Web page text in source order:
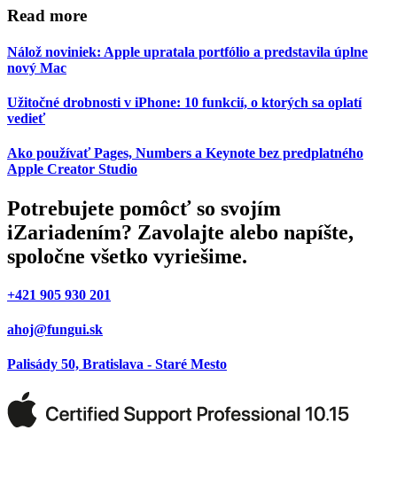
Read more
Nálož noviniek: Apple upratala portfólio a predstavila úplne
nový Mac
Užitočné drobnosti v iPhone: 10 funkcií, o ktorých sa oplatí
vedieť
Ako používať Pages, Numbers a Keynote bez predplatného
Apple Creator Studio
Potrebujete pomôcť so svojím
iZariadením? Zavolajte alebo napíšte,
spoločne všetko vyriešime.
+421 905 930 201
ahoj@fungui.sk
Palisády 50, Bratislava - Staré Mesto